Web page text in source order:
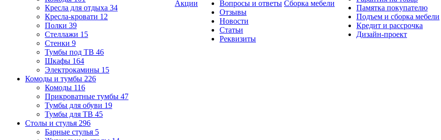
Кресла для отдыха 34
Кресла-кровати 12
Полки 39
Стеллажи 15
Стенки 9
Тумбы под ТВ 46
Шкафы 164
Электрокамины 15
Комоды и тумбы 226
Комоды 116
Прикроватные тумбы 47
Тумбы для обуви 19
Тумбы для ТВ 45
Столы и стулья 296
Барные стулья 5
Акции
Вопросы и ответы
Отзывы
Новости
Статьи
Реквизиты
Сборка мебели
Памятка покупателю
Подъем и сборка мебели
Кредит и рассрочка
Дизайн-проект